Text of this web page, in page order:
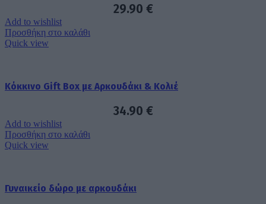
29.90 €
Add to wishlist
Προσθήκη στο καλάθι
Quick view
Κόκκινο Gift Box με Αρκουδάκι & Κολιέ
34.90 €
Add to wishlist
Προσθήκη στο καλάθι
Quick view
Γυναικείο δώρο με αρκουδάκι